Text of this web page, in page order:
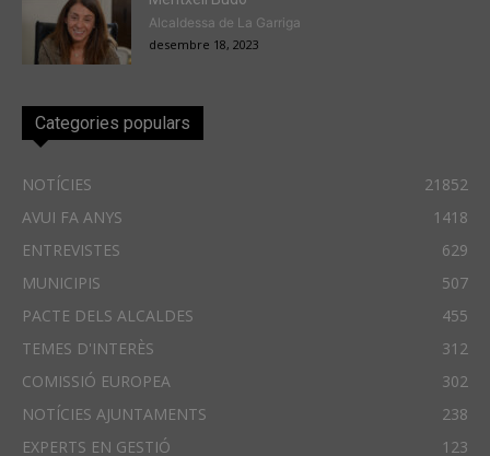
Alcaldessa de La Garriga
desembre 18, 2023
Categories populars
NOTÍCIES
21852
AVUI FA ANYS
1418
ENTREVISTES
629
MUNICIPIS
507
PACTE DELS ALCALDES
455
TEMES D'INTERÈS
312
COMISSIÓ EUROPEA
302
NOTÍCIES AJUNTAMENTS
238
EXPERTS EN GESTIÓ
123